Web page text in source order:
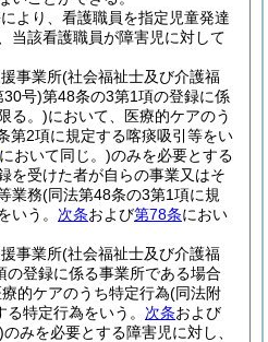
より、看護職員を指定児童発達
当該看護職員が障害児に対して
事業所(社会福祉士及び介護福
30号)第48条の3第1項の登録に係
る。)において、医療的ケアのう
第2項に規定する喀痰吸引等をい
において同じ。)のみを必要とする
を受けた者が自らの事業又はそ
業務(同法第48条の3第1項に規
いう。 次条および第78条におい
事業所(社会福祉士及び介護福
の登録に係る事業所である場合
的ケアのうち特定行為(同法附
特定行為をいう。 次条および
のみを必要とする障害児に対し、